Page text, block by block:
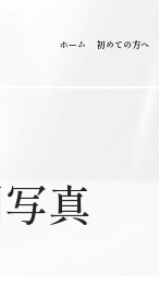
ホーム 初めての方へ
真